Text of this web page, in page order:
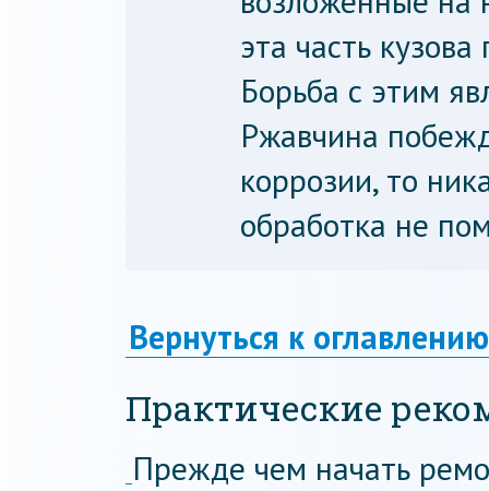
эта часть
Борьба с этим
Ржавчина
коррозии, то
обработка не
Вернуться к оглавлению
Практические
Прежде чем начать